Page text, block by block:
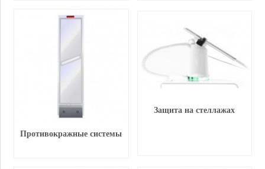
Противокражные системы
Защита на стеллажах